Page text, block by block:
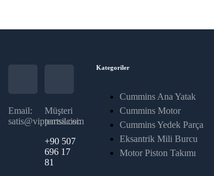
Email:
satis@vippartss.com
Müşteri
temsilcisi:
+90 507
696 17
81
Kategoriler
Cummins Ana Yatak
Cummins Motor
Cummins Yedek Parça
Eksantrik Mili Burcu
Motor Piston Takımı